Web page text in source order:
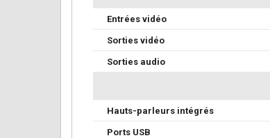
Entrées vidéo
Sorties vidéo
Sorties audio
Hauts-parleurs intégrés
Ports USB